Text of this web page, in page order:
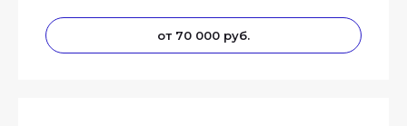
от 70 000 руб.